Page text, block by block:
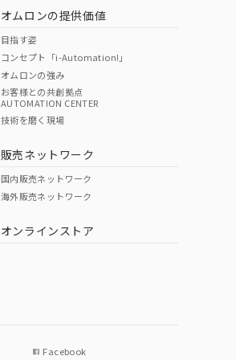
オムロンの提供価値
目指す姿
コンセプト「i-Automation!」
オムロンの強み
お客様との共創拠点
AUTOMATION CENTER
技術を磨く現場
販売ネットワーク
国内販売ネットワーク
海外販売ネットワーク
オンラインストア
Facebook